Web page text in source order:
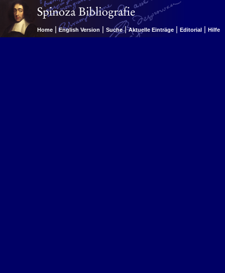
Home | English Version | Suche | Aktuelle Einträge | Editorial | Hilfe